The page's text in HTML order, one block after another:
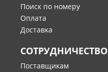
Поиск по номеру
Оплата
Доставка
СОТРУДНИЧЕСТВО
Поставщикам